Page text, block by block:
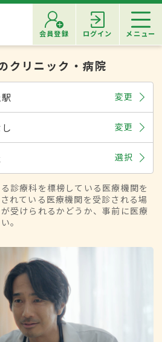
会員登録 ログイン メニュー
クリニック・病院
変更
変更
選択
診療科を標榜している医療機関を
れている医療機関を受診される場
受けられるかどうか、事前に医療
。